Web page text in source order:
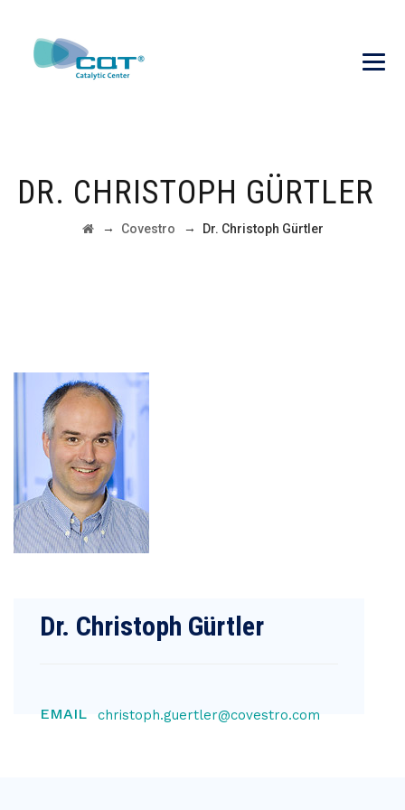
DR. CHRISTOPH GÜRTLER
→ Covestro → Dr. Christoph Gürtler
Dr. Christoph Gürtler
EMAIL christoph.guertler@covestro.com